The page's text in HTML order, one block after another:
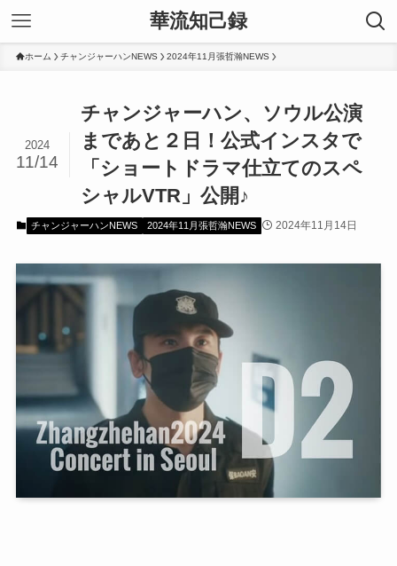
華流知己録
ホーム チャンジャーハンNEWS 2024年11月張哲瀚NEWS
チャンジャーハン、ソウル公演
まであと２日！公式インスタで
「ショートドラマ仕立てのスペ
シャルVTR」公開♪
2024
11/14
チャンジャーハンNEWS 2024年11月張哲瀚NEWS 2024年11月14日